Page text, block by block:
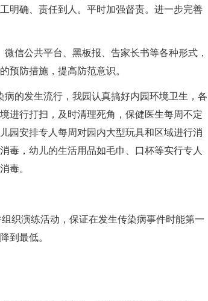
明确、责任到人。平时加强督责。进一步完善
公共平台、黑板报、告家长书等各种形式，
预防措施，提高防范意识。
的发生流行，我园认真搞好内园环境卫生，各
进行打扫，及时清理死角，保健医生每周不定
园安排专人每周对园内大型玩具和区域进行消
毒，幼儿的生活用品如毛巾、口杯等实行专人
毒。
演练活动，保证在发生传染病事件时能第一
到最低。